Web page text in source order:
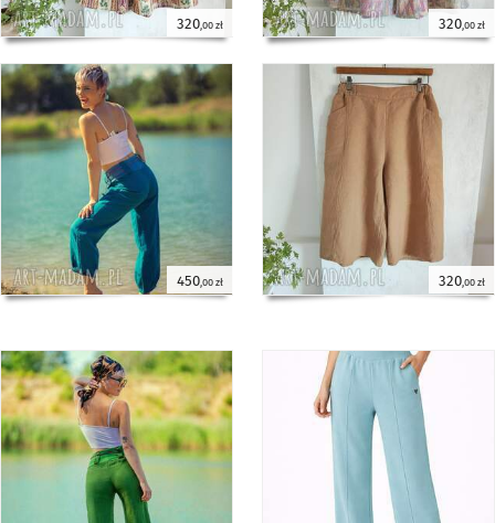
320,00 zł 320,00 zł
450,00 zł 320,00 zł